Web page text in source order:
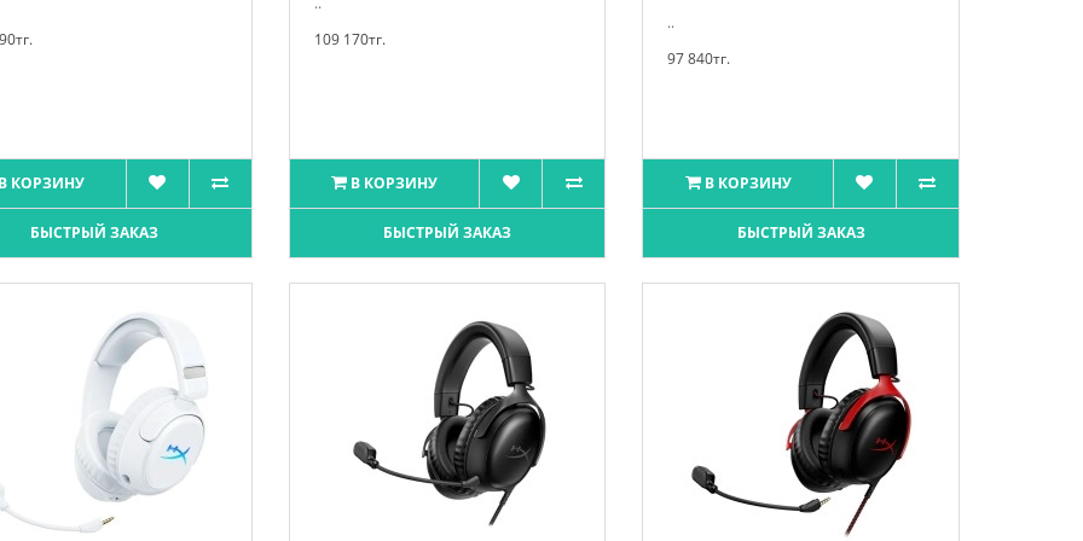
В КОРЗИНУ
БЫСТРЫЙ ЗАКАЗ
109 170тг.
В КОРЗИНУ
БЫСТРЫЙ ЗАКАЗ
..
97 840тг.
В КОРЗИНУ
БЫСТРЫЙ ЗАКАЗ